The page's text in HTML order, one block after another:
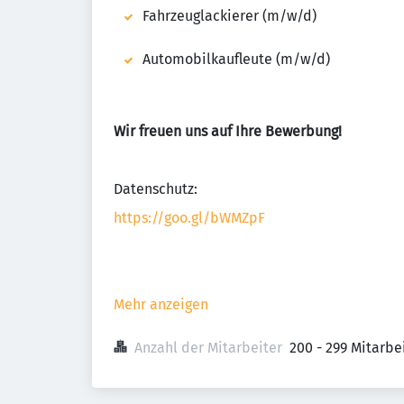
Fahrzeuglackierer (m/w/d)
Automobilkaufleute (m/w/d)
Wir freuen uns auf Ihre Bewerbung!
Datenschutz:
https://goo.gl/bWMZpF
Mehr anzeigen
Anzahl der Mitarbeiter 200 - 299